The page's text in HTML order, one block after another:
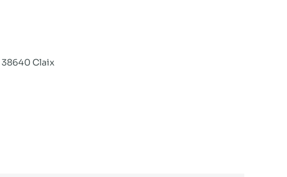
38640 Claix